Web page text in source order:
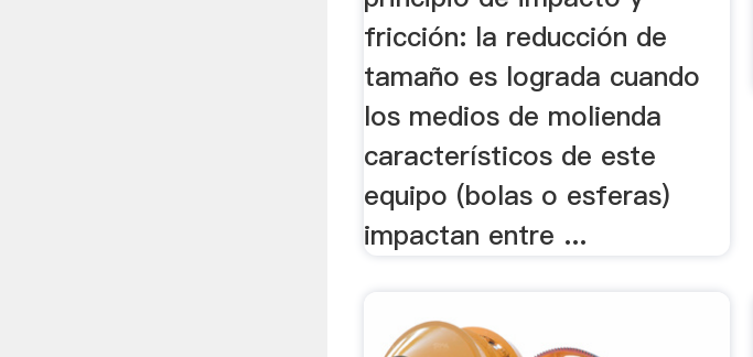
fricción: la reducción de
tamaño es lograda cuando
los medios de molienda
característicos de este
equipo (bolas o esferas)
impactan entre ...